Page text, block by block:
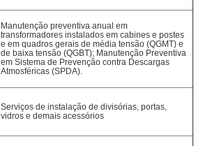
Manutenção preventiva anual em
transformadores instalados em cabines e postes
e em quadros gerais de média tensão (QGMT) e
de baixa tensão (QGBT); Manutenção Preventiva
em Sistema de Prevenção contra Descargas
Atmosféricas (SPDA).
Serviços de instalação de divisórias, portas,
vidros e demais acessórios